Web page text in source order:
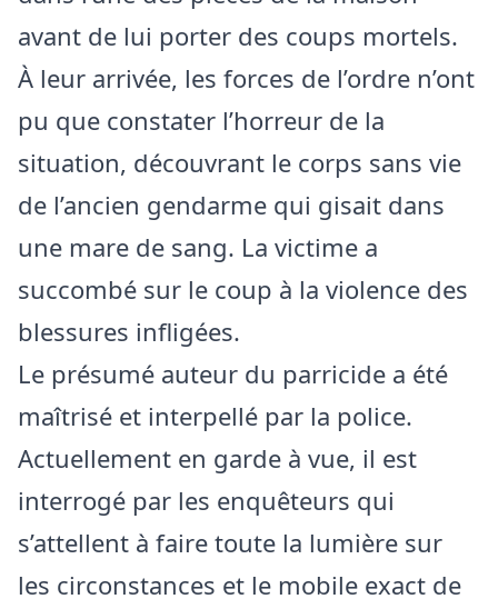
avant de lui porter des coups mortels.
​À leur arrivée, les forces de l’ordre n’ont
pu que constater l’horreur de la
situation, découvrant le corps sans vie
de l’ancien gendarme qui gisait dans
une mare de sang. La victime a
succombé sur le coup à la violence des
blessures infligées.
​Le présumé auteur du parricide a été
maîtrisé et interpellé par la police.
Actuellement en garde à vue, il est
interrogé par les enquêteurs qui
s’attellent à faire toute la lumière sur
les circonstances et le mobile exact de